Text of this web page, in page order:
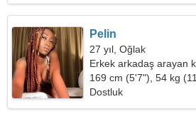
Pelin
27 yıl, Oğlak
Erkek arkadaş arayan
169 cm (5'7"), 54 kg
Dostluk